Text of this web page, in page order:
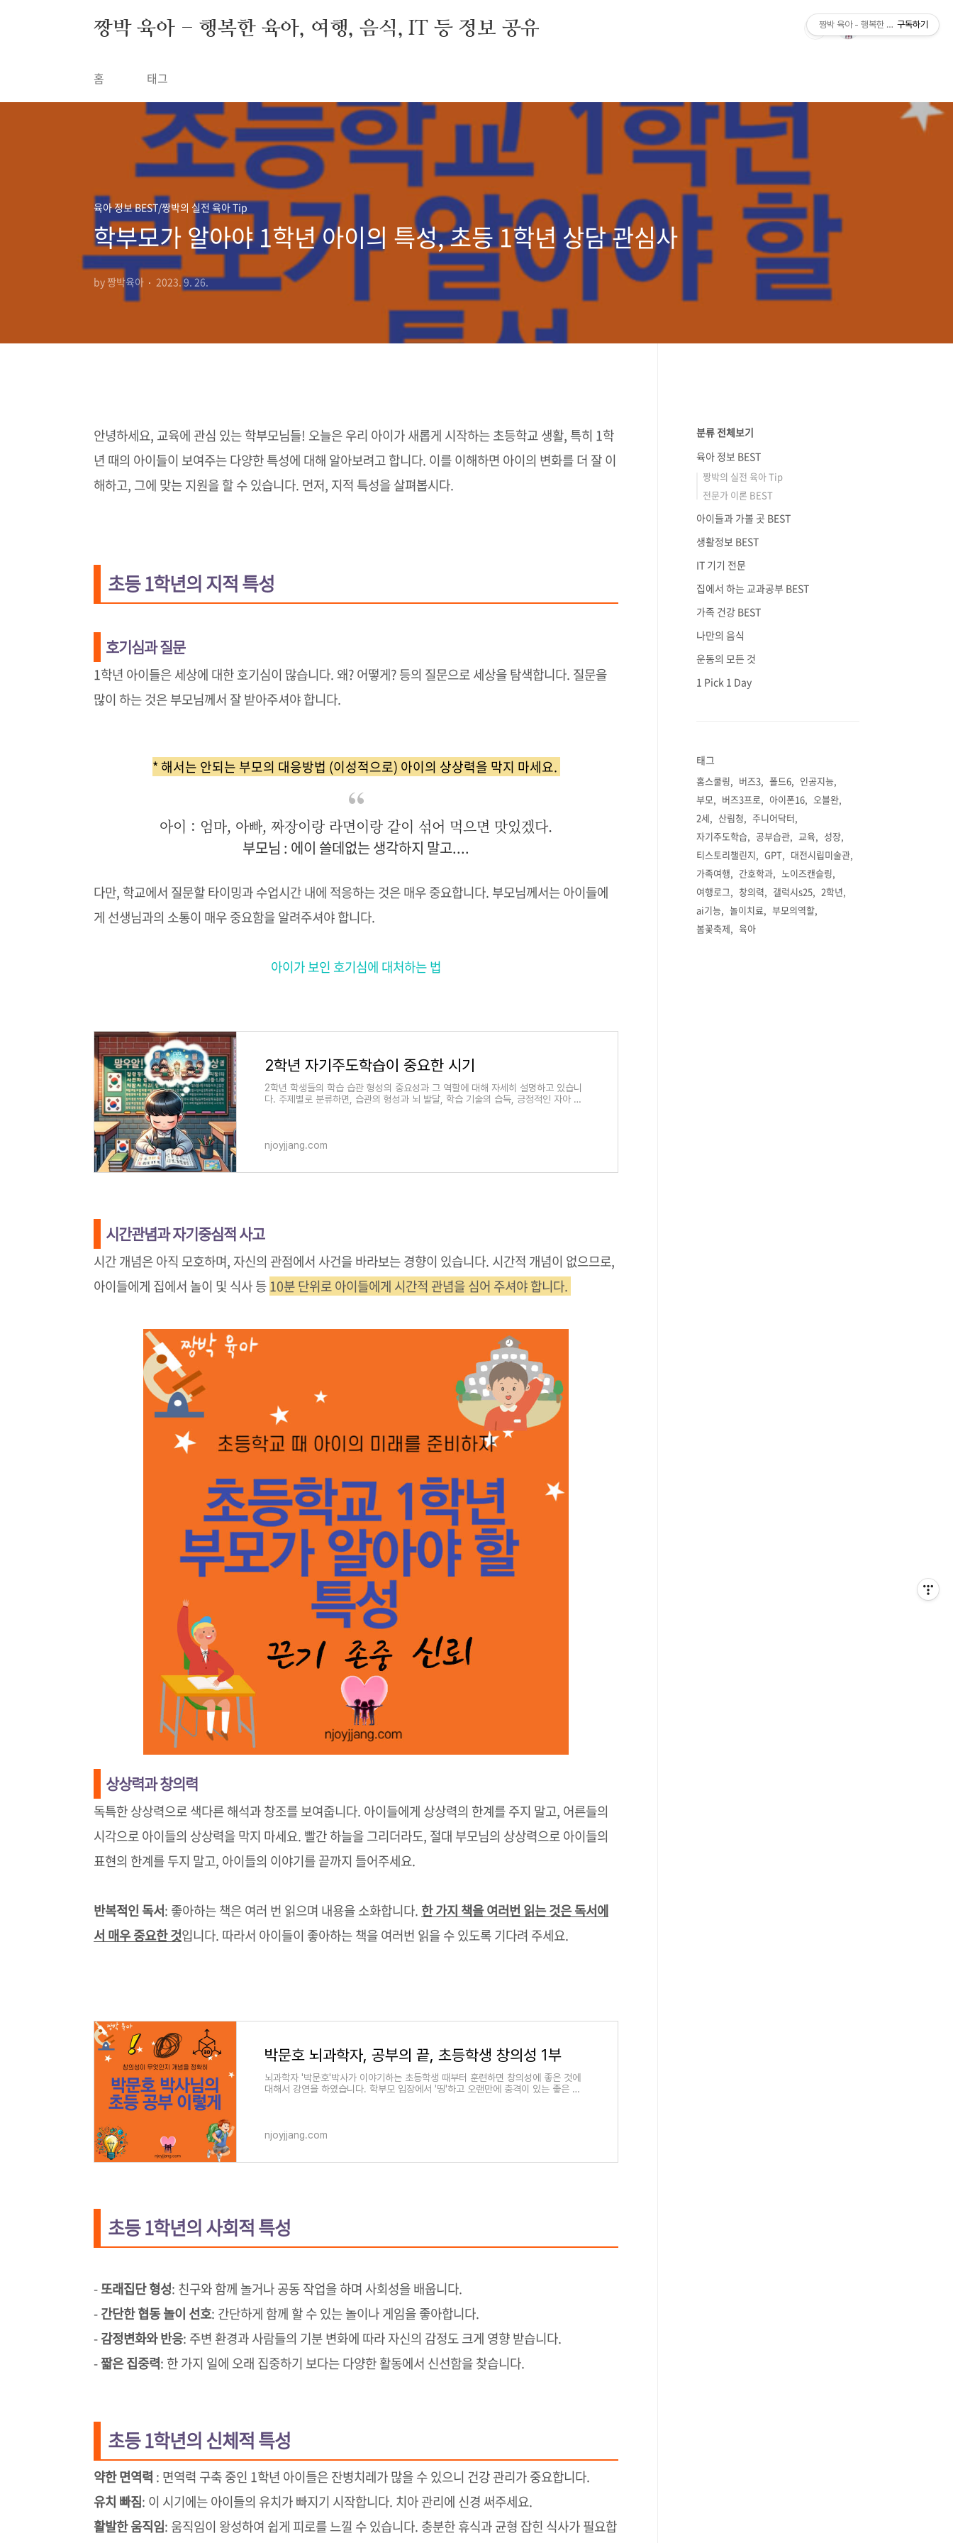
짱박 육아 - 행복한 육아, 여행, 음식, IT 등 정보 공유
홈 태그
육아 정보 BEST/짱박의 실전 육아 Tip
학부모가 알아야 1학년 아이의 특성, 초등 1학년 상담 관심사
by 짱박육아 2023. 9. 26.
안녕하세요, 교육에 관심 있는 학부모님들! 오늘은 우리 아이가 새롭게 시작하는 초등학교 생활, 특히 1학
년 때의 아이들이 보여주는 다양한 특성에 대해 알아보려고 합니다. 이를 이해하면 아이의 변화를 더 잘 이
해하고, 그에 맞는 지원을 할 수 있습니다. 먼저, 지적 특성을 살펴봅시다.
초등 1학년의 지적 특성
호기심과 질문
1학년 아이들은 세상에 대한 호기심이 많습니다. 왜? 어떻게? 등의 질문으로 세상을 탐색합니다. 질문을
많이 하는 것은 부모님께서 잘 받아주셔야 합니다.
* 해서는 안되는 부모의 대응방법 (이성적으로) 아이의 상상력을 막지 마세요.
아이 : 엄마, 아빠, 짜장이랑 라면이랑 같이 섞어 먹으면 맛있겠다.
부모님 : 에이 쓸데없는 생각하지 말고....
다만, 학교에서 질문할 타이밍과 수업시간 내에 적응하는 것은 매우 중요합니다. 부모님께서는 아이들에
게 선생님과의 소통이 매우 중요함을 알려주셔야 합니다.
아이가 보인 호기심에 대처하는 법
2학년 자기주도학습이 중요한 시기
2학년 학생들의 학습 습관 형성의 중요성과 그 역할에 대해 자세히 설명하고 있습니
다. 주제별로 분류하면, 습관의 형성과 뇌 발달, 학습 기술의 습득, 긍정적인 자아 개
njoyjjang.com
시간관념과 자기중심적 사고
시간 개념은 아직 모호하며, 자신의 관점에서 사건을 바라보는 경향이 있습니다. 시간적 개념이 없으므로,
아이들에게 집에서 놀이 및 식사 등10분 단위로 아이들에게 시간적 관념을 심어 주셔야 합니다.
상상력과 창의력
독특한 상상력으로 색다른 해석과 창조를 보여줍니다. 아이들에게 상상력의 한계를 주지 말고, 어른들의
시각으로 아이들의 상상력을 막지 마세요. 빨간 하늘을 그리더라도, 절대 부모님의 상상력으로 아이들의
표현의 한계를 두지 말고, 아이들의 이야기를 끝까지 들어주세요.
반복적인 독서: 좋아하는 책은 여러 번 읽으며 내용을 소화합니다. 한 가지 책을 여러번 읽는 것은 독서에
서 매우 중요한 것입니다. 따라서 아이들이 좋아하는 책을 여러번 읽을 수 있도록 기다려 주세요.
박문호 뇌과학자, 공부의 끝, 초등학생 창의성 1부
뇌과학자 '박문호'박사가 이야기하는 초등학생 때부터 훈련하면 창의성에 좋은 것에
대해서 강연을 하였습니다. 학부모 입장에서 '띵'하고 오랜만에 충격이 있는 좋은 강
njoyjjang.com
초등 1학년의 사회적 특성
-또래집단 형성: 친구와 함께 놀거나 공동 작업을 하며 사회성을 배웁니다.
-간단한 협동 놀이 선호: 간단하게 함께 할 수 있는 놀이나 게임을 좋아합니다.
-감정변화와 반응: 주변 환경과 사람들의 기분 변화에 따라 자신의 감정도 크게 영향 받습니다.
-짧은 집중력: 한 가지 일에 오래 집중하기 보다는 다양한 활동에서 신선함을 찾습니다.
초등 1학년의 신체적 특성
약한 면역력 : 면역력 구축 중인 1학년 아이들은 잔병치레가 많을 수 있으니 건강 관리가 중요합니다.
유치 빠짐: 이 시기에는 아이들의 유치가 빠지기 시작합니다. 치아 관리에 신경 써주세요.
활발한 움직임: 움직임이 왕성하여 쉽게 피로를 느낄 수 있습니다. 충분한 휴식과 균형 잡힌 식사가 필요합
분류 전체보기
육아 정보 BEST
짱박의 실전 육아 Tip
전문가 이론 BEST
아이들과 가볼 곳 BEST
생활정보 BEST
IT 기기 전문
집에서 하는 교과공부 BEST
가족 건강 BEST
나만의 음식
운동의 모든 것
1 Pick 1 Day
태그
홈스쿨링 버즈3 폴드6
인공지능
부모
버즈3프로 아이폰16
오블완
2세
산림청
주니어닥터
자기주도학습
공부습관 교육
성장
티스토리챌린지
GPT
대전시립미술관
가족여행
간호학과
노이즈캔슬링
여행로그
창의력 갤럭시s25
2학년
ai기능
놀이치료
부모의역할
봄꽃축제
육아
짱박 육아 - 행복한 육아, 여행, 음식,
구독하기